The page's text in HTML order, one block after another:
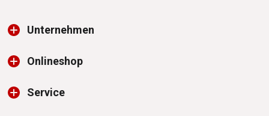
Unternehmen
Onlineshop
Service